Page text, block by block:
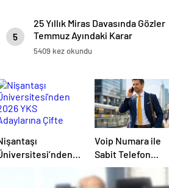
5
25 Yıllık Miras Davasında Gözler
Temmuz Ayındaki Karar
Duruşmasına Çevrildi
5409 kez okundu
YKS
Adaylarına Çifte
Voip Numara ile
Sabit Telefon
Kullanımı ve Sanal
Santral Kurulumu